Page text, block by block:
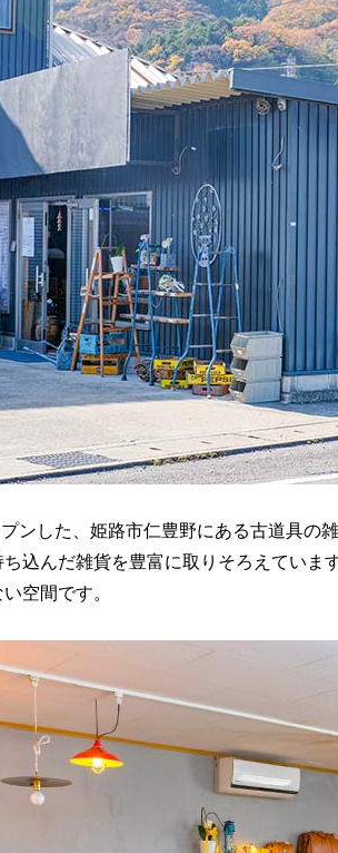
ンした、姫路市仁豊野にある古道具の
ち込んだ雑貨を豊富に取りそろえていま
空間です。